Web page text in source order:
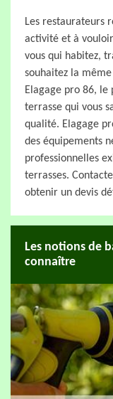
Les restaurateurs
activité et à
vous qui habitez,
souhaitez la même
Elagage pro 86,
terrasse qui vous
qualité. Elagage
des équipements
professionnelles
terrasses.
obtenir un devis
Les notions de
connaître